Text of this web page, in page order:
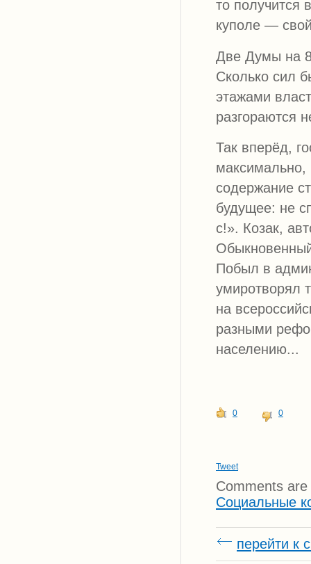
то получится
куполе —
Две Думы на
Сколько сил
этажами
разгораются
Так вперёд,
максимально,
содержание
будущее: не
с!». Козак,
Побыл в
умиротворял
на
разными
населению...
0 0
Tweet
Comments are
Социальные
перейти к